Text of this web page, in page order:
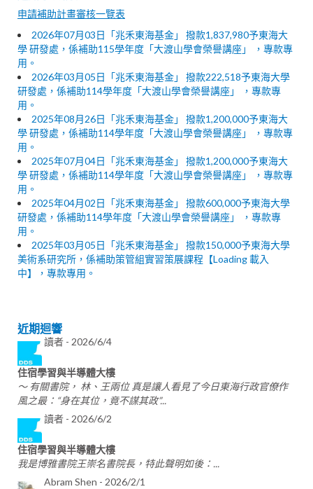
申請補助計畫審核一覽表
2026年07月03日「兆禾東海基金」 撥款1,837,980予東海大
學 研發處，係補助115學年度「大渡山學會榮譽講座」 ，專款專
用。
2026年03月05日「兆禾東海基金」 撥款222,518予東海大學
研發處，係補助114學年度「大渡山學會榮譽講座」 ，專款專
用。
2025年08月26日「兆禾東海基金」 撥款1,200,000予東海大
學 研發處，係補助114學年度「大渡山學會榮譽講座」 ，專款專
用。
2025年07月04日「兆禾東海基金」 撥款1,200,000予東海大
學 研發處，係補助114學年度「大渡山學會榮譽講座」 ，專款專
用。
2025年04月02日「兆禾東海基金」 撥款600,000予東海大學
研發處，係補助114學年度「大渡山學會榮譽講座」 ，專款專
用。
2025年03月05日「兆禾東海基金」 撥款150,000予東海大學
美術系研究所，係補助策管組實習策展課程【Loading 載入
中】，專款專用。
近期迴響
讀者 - 2026/6/4
住宿學習與半導體大樓
～ 有關書院， 林、王兩位 真是讓人看見了今日東海行政官僚作
風之最：“身在其位，竟不謀其政”...
讀者 - 2026/6/2
住宿學習與半導體大樓
我是博雅書院王崇名書院長，特此聲明如後：...
Abram Shen - 2026/2/1